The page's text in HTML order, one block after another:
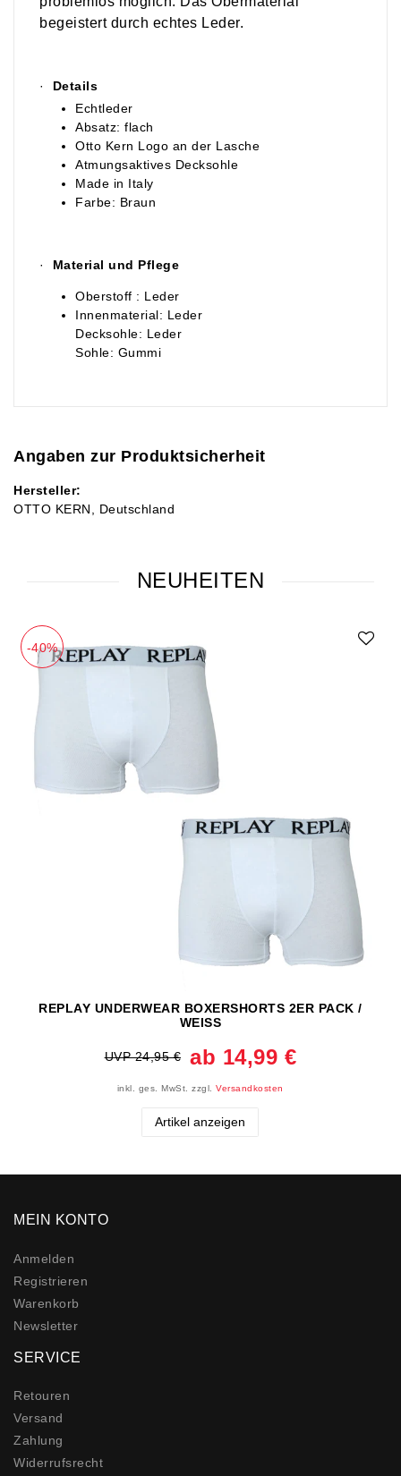
begeistert durch echtes Leder.
· Details
Echtleder
Absatz: flach
Otto Kern Logo an der Lasche
Atmungsaktives Decksohle
Made in Italy
Farbe: Braun
· Material und Pflege
Oberstoff : Leder
Innenmaterial: Leder
Decksohle: Leder
Sohle: Gummi
Angaben zur Produktsicherheit
Hersteller:
OTTO KERN
Deutschland
NEUHEITEN
-40%
REPLAY UNDERWEAR BOXERSHORTS 2ER PACK /
WEISS
UVP 24,95 € ab 14,99 €
inkl. ges. MwSt. zzgl.Versandkosten
Artikel anzeigen
MEIN KONTO
Anmelden
Registrieren
Warenkorb
Newsletter
SERVICE
Retouren
Versand
Zahlung
Widerrufs­recht